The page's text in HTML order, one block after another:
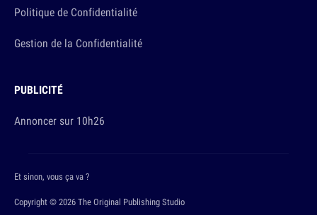
Politique de Confidentialité
Gestion de la Confidentialité
PUBLICITÉ
Annoncer sur 10h26
Copyright © 2026 The Original Publishing Studio
Et sinon, vous ça va ?